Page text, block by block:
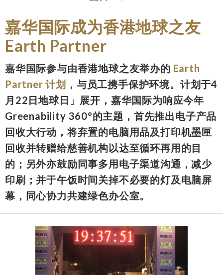
嘉华国际成为香港地球之友
Earth Partner
嘉华国际参与由香港地球之友举办的 Earth
Partner 计划 ，与员工携手保护环境。计划于4
月22日地球日」展开，嘉华国际为响应今年
Greenability 360°的主题，首先推出电子产品
回收大行动，将弃置的电脑用品及打印机墨匣
回收并转赠给慈善机构以达至循环再用的目
的；另外亦鼓励同事多用电子渠道沟通，减少
印刷；并于午饭时间关掉不必要的灯及电脑屏
幕，同心协力共建绿色办公室。